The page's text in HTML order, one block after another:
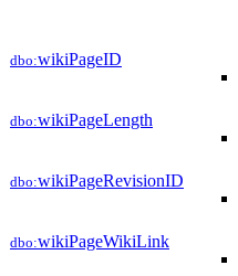
dbo:wikiPageID
dbo:wikiPageLength
dbo:wikiPageRevisionID
dbo:wikiPageWikiLink